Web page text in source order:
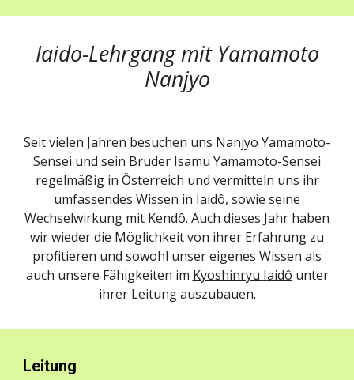
Iaido-Lehrgang mit Yamamoto
Nanjyo
Seit vielen Jahren besuchen uns Nanjyo Yamamoto-
Sensei und sein Bruder Isamu Yamamoto-Sensei
regelmäßig in Österreich und vermitteln uns ihr
umfassendes Wissen in Iaidô, sowie seine
Wechselwirkung mit Kendô. Auch dieses Jahr haben
wir wieder die Möglichkeit von ihrer Erfahrung zu
profitieren und sowohl unser eigenes Wissen als
auch unsere Fähigkeiten im Kyoshinryu Iaidô unter
ihrer Leitung auszubauen.
Leitung